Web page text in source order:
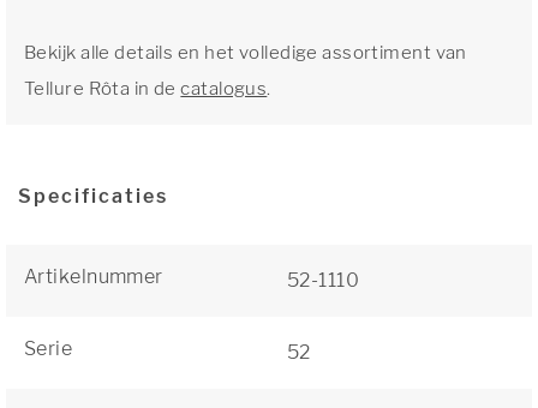
Bekijk alle details en het volledige assortiment van
Tellure Rôta in decatalogus.
Specificaties
Artikelnummer 52-1110
Serie 52